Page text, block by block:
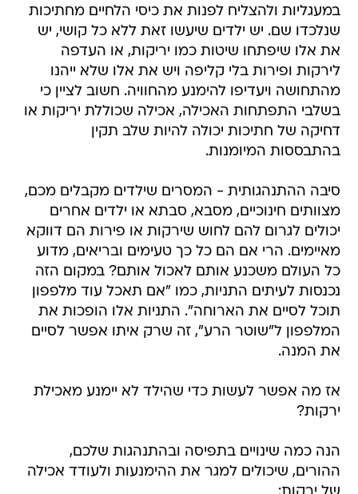
במעגליות ולהצליח לפנות את כיסי הלחיים מחתיכות
שנלכדו שם. יש ילדים שיעשו זאת ללא כל קושי, יש
את אלו שיפתחו שיטות כמו יריקות, או העדפה
לירקות ופירות בלי קליפה ויש את אלו שלא ייהנו
מהתחושה ויעדיפו להימנע מהחוויה. חשוב לציין כי
בשלבי התפתחות האכילה, אכילה שכוללת יריקות או
דחיקה של חתיכות יכולה להיות שלב תקין
בהתבססות המיומנות.
סיבה ההתנהגותית - המסרים שילדים מקבלים מכם,
מצוותים חינוכיים, מסבא, סבתא או ילדים אחרים
יכולים לגרום להם לחוש שירקות או פירות הם דווקא
מאיימים. הרי אם הם כל כך טעימים ובריאים, מדוע
כל העולם משכנע אותם לאכול אותם? במקום הזה
נכנסות לעיתים התניות, כמו "אם תאכל עוד מלפפון
תוכל לסיים את הארוחה". התניות אלו הופכות את
המלפפון ל"שוטר הרע", זה שרק איתו אפשר לסיים
את המנה.
אז מה אפשר לעשות כדי שהילד לא יימנע מאכילת
ירקות?
הנה כמה שינויים בתפיסה ובהתנהגות שלכם,
ההורים, שיכולים למגר את ההימנעות ולעודד אכילה